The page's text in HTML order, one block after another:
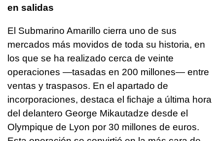
en salidas
El Submarino Amarillo cierra uno de sus
mercados más movidos de toda su historia, en
los que se ha realizado cerca de veinte
operaciones —tasadas en 200 millones— entre
ventas y traspasos. En el apartado de
incorporaciones, destaca el fichaje a última hora
del delantero George Mikautadze desde el
Olympique de Lyon por 30 millones de euros.